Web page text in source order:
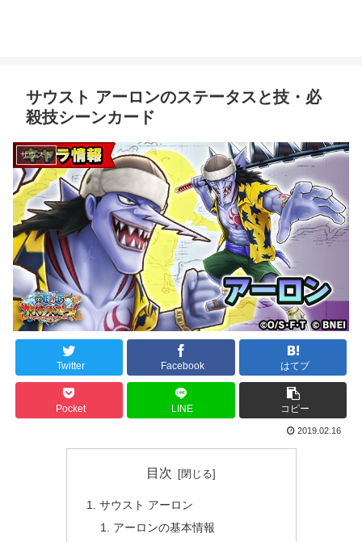
サウスト アーロンのステータスと技・必
殺技シーンカード
サウスト
Twitter Facebook はてブ
Pocket LINE コピー
2019.02.16
目次
サウスト アーロン
アーロンの基本情報